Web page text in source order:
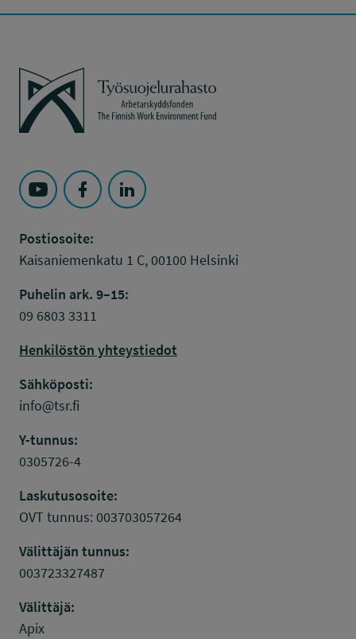
Työsuojelurahasto
Seuraa Työsuojelurahasto kohteessa: YouTube
Seuraa Työsuojelurahasto kohteessa:
Seuraa Työsuojelurahasto kohteessa:
Postiosoite:
Kaisaniemenkatu 1 C, 00100 Helsinki
Puhelin ark. 9–15:
09 6803 3311
Henkilöstön yhteystiedot
Sähköposti:
info@tsr.fi
Y-tunnus:
0305726-4
Laskutusosoite:
OVT tunnus: 003703057264
Välittäjän tunnus:
003723327487
Välittäjä:
Apix